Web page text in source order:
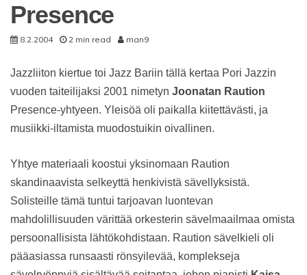
Presence
8.2.2004 2 min read man9
Jazzliiton kiertue toi Jazz Bariin tällä kertaa Pori Jazzin
vuoden taiteilijaksi 2001 nimetyn Joonatan Raution
Presence-yhtyeen. Yleisöä oli paikalla kiitettävästi, ja
musiikki-iltamista muodostuikin oivallinen.
Yhtye materiaali koostui yksinomaan Raution
skandinaavista selkeyttä henkivistä sävellyksistä.
Solisteille tämä tuntui tarjoavan luontevan
mahdolillisuuden värittää orkesterin sävelmaailmaa omista
persoonallisista lähtökohdistaan. Raution sävelkieli oli
pääasiassa runsaasti rönsyilevää, komplekseja